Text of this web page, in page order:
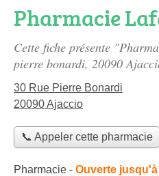
Pharmacie
Cette fiche présente
pierre bonardi, 20090
30 Rue Pierre Bonardi
20090 Ajaccio
📞 Appeler cette pharmacie
Pharmacie - Ouverte